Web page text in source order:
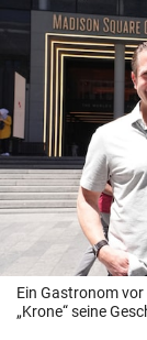
search
Suchbegriff
eingeben
© Krone
Muthgasse 2,
Ein Gastronom vor
„Krone“ seine